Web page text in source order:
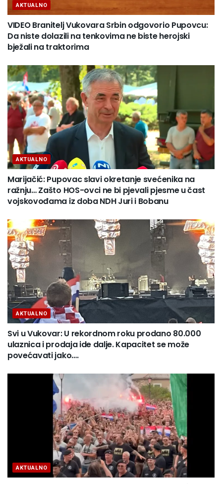
AKTUALNO
VIDEO Branitelj Vukovara Srbin odgovorio Pupovcu:
Da niste dolazili na tenkovima ne biste herojski
bježali na traktorima
AKTUALNO
Marijačić: Pupovac slavi okretanje svećenika na
ražnju… Zašto HOS-ovci ne bi pjevali pjesme u čast
vojskovođama iz doba NDH Juri i Bobanu
AKTUALNO
Svi u Vukovar: U rekordnom roku prodano 80.000
ulaznica i prodaja ide dalje. Kapacitet se može
povećavati jako….
AKTUALNO